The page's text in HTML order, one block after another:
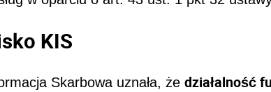
KIS
Skarbowa uznała, że działalność